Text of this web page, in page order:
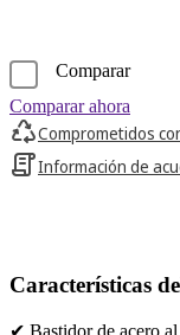
Comparar
Comparar ahora
Comprometidos
Información de
Características